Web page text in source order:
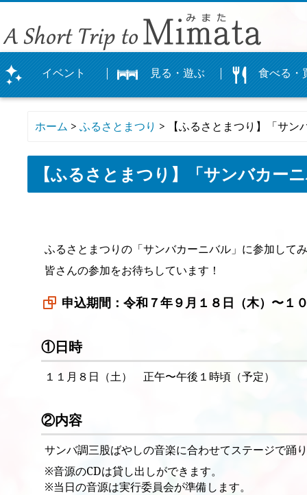
イベント 見る・遊ぶ 食べる・
ホーム > ふるさとまつり > 【ふるさとまつり】「サン
【ふるさとまつり】「サンバカー
ふるさとまつりの「サンバカーニバル」に参加して
皆さんの参加をお待ちしています！
申込期間：令和７年９月１８日（木）〜１
①日時
１１月８日（土） 正午〜午後１時頃（予定）
②内容
サンバ調三股ばやしの音楽に合わせてステージで踊
※音源のCDは貸し出しができます。
※当日の音源は実行委員会が準備します。